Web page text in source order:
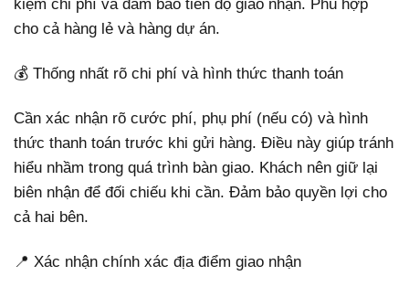
kiệm chi phí và đảm bảo tiến độ giao nhận. Phù hợp
cho cả hàng lẻ và hàng dự án.
💰 Thống nhất rõ chi phí và hình thức thanh toán
Cần xác nhận rõ cước phí, phụ phí (nếu có) và hình
thức thanh toán trước khi gửi hàng. Điều này giúp tránh
hiểu nhầm trong quá trình bàn giao. Khách nên giữ lại
biên nhận để đối chiếu khi cần. Đảm bảo quyền lợi cho
cả hai bên.
📍 Xác nhận chính xác địa điểm giao nhận